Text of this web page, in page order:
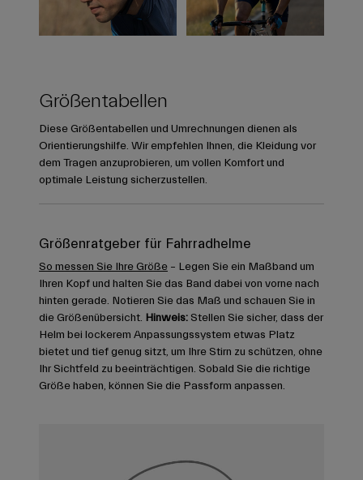
Größentabellen
Diese Größentabellen und Umrechnungen dienen als
Orientierungshilfe. Wir empfehlen Ihnen, die Kleidung vor
dem Tragen anzuprobieren, um vollen Komfort und
optimale Leistung sicherzustellen.
Größenratgeber für Fahrradhelme
So messen Sie Ihre Größe – Legen Sie ein Maßband um
Ihren Kopf und halten Sie das Band dabei von vorne nach
hinten gerade. Notieren Sie das Maß und schauen Sie in
die Größenübersicht. Hinweis: Stellen Sie sicher, dass der
Helm bei lockerem Anpassungssystem etwas Platz
bietet und tief genug sitzt, um Ihre Stirn zu schützen, ohne
Ihr Sichtfeld zu beeinträchtigen. Sobald Sie die richtige
Größe haben, können Sie die Passform anpassen.